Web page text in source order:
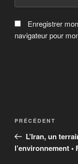
Enregistrer
navigateur pour
Navigation
l’article
Article
précédent
PRÉCÉDENT
L’Iran, un
l’environnement •